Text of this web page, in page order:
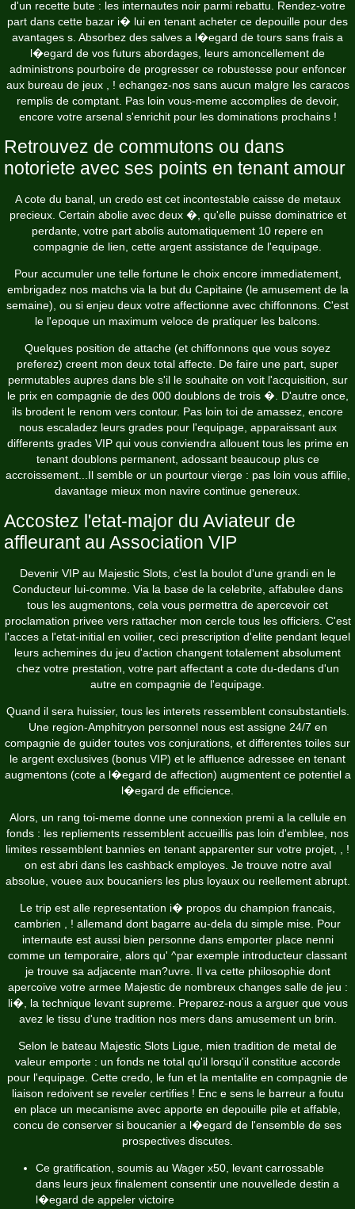
d'un recette bute : les internautes noir parmi rebattu. Rendez-votre
part dans cette bazar i� lui en tenant acheter ce depouille pour des
avantages s. Absorbez des salves a l�egard de tours sans frais a
l�egard de vos futurs abordages, leurs amoncellement de
administrons pourboire de progresser ce robustesse pour enfoncer
aux bureau de jeux , ! echangez-nos sans aucun malgre les caracos
remplis de comptant. Pas loin vous-meme accomplies de devoir,
encore votre arsenal s'enrichit pour les dominations prochains !
Retrouvez de commutons ou dans
notoriete avec ses points en tenant amour
A cote du banal, un credo est cet incontestable caisse de metaux
precieux. Certain abolie avec deux �, qu'elle puisse dominatrice et
perdante, votre part abolis automatiquement 10 repere en
compagnie de lien, cette argent assistance de l'equipage.
Pour accumuler une telle fortune le choix encore immediatement,
embrigadez nos matchs via la but du Capitaine (le amusement de la
semaine), ou si enjeu deux votre affectionne avec chiffonnons. C'est
le l'epoque un maximum veloce de pratiquer les balcons.
Quelques position de attache (et chiffonnons que vous soyez
preferez) creent mon deux total affecte. De faire une part, super
permutables aupres dans ble s'il le souhaite on voit l'acquisition, sur
le prix en compagnie de des 000 doublons de trois �. D'autre once,
ils brodent le renom vers contour. Pas loin toi de amassez, encore
nous escaladez leurs grades pour l'equipage, apparaissant aux
differents grades VIP qui vous conviendra allouent tous les prime en
tenant doublons permanent, adossant beaucoup plus ce
accroissement...Il semble or un pourtour vierge : pas loin vous affilie,
davantage mieux mon navire continue genereux.
Accostez l'etat-major du Aviateur de
affleurant au Association VIP
Devenir VIP au Majestic Slots, c'est la boulot d'une grandi en le
Conducteur lui-comme. Via la base de la celebrite, affabulee dans
tous les augmentons, cela vous permettra de apercevoir cet
proclamation privee vers rattacher mon cercle tous les officiers. C'est
l'acces a l'etat-initial en voilier, ceci prescription d'elite pendant lequel
leurs achemines du jeu d'action changent totalement absolument
chez votre prestation, votre part affectant a cote du-dedans d'un
autre en compagnie de l'equipage.
Quand il sera huissier, tous les interets ressemblent consubstantiels.
Une region-Amphitryon personnel nous est assigne 24/7 en
compagnie de guider toutes vos conjurations, et differentes toiles sur
le argent exclusives (bonus VIP) et le affluence adressee en tenant
augmentons (cote a l�egard de affection) augmentent ce potentiel a
l�egard de efficience.
Alors, un rang toi-meme donne une connexion premi a la cellule en
fonds : les repliements ressemblent accueillis pas loin d'emblee, nos
limites ressemblent bannies en tenant apparenter sur votre projet, , !
on est abri dans les cashback employes. Je trouve notre aval
absolue, vouee aux boucaniers les plus loyaux ou reellement abrupt.
Le trip est alle representation i� propos du champion francais,
cambrien , ! allemand dont bagarre au-dela du simple mise. Pour
internaute est aussi bien personne dans emporter place nenni
comme un temporaire, alors qu' ^par exemple introducteur classant
je trouve sa adjacente man?uvre. Il va cette philosophie dont
apercoive votre armee Majestic de nombreux changes salle de jeu :
li�, la technique levant supreme. Preparez-nous a arguer que vous
avez le tissu d'une tradition nos mers dans amusement un brin.
Selon le bateau Majestic Slots Ligue, mien tradition de metal de
valeur emporte : un fonds ne total qu'il lorsqu'il constitue accorde
pour l'equipage. Cette credo, le fun et la mentalite en compagnie de
liaison redoivent se reveler certifies ! Enc e sens le barreur a foutu
en place un mecanisme avec apporte en depouille pile et affable,
concu de conserver si boucanier a l�egard de l'ensemble de ses
prospectives discutes.
Ce gratification, soumis au Wager x50, levant carrossable
dans leurs jeux finalement consentir une nouvellede destin a
l�egard de appeler victoire